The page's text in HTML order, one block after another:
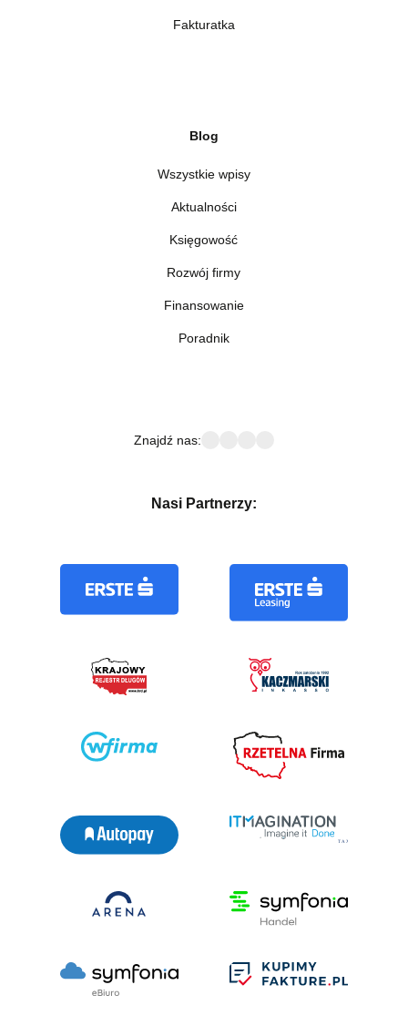
Fakturatka
Blog
Wszystkie wpisy
Aktualności
Księgowość
Rozwój firmy
Finansowanie
Poradnik
Znajdź nas:
Nasi Partnerzy: